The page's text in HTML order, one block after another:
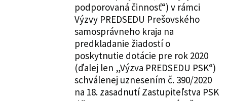
podporovaná činnosť“) v rámci
Výzvy PREDSEDU Prešovského
samosprávneho kraja na
predkladanie žiadostí o
poskytnutie dotácie pre rok 2020
(ďalej len „Výzva PREDSEDU PSK“)
schválenej uznesením č. 390/2020
na 18. zasadnutí Zastupiteľstva PSK